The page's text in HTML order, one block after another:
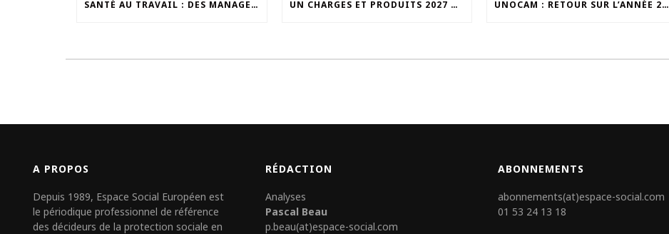
SANTÉ AU TRAVAIL : DES MANAGERS À DAVANTAGE OUTILLER UN CHARGES ET PRODUITS 2027 QUI S’INSCRIT DANS LA CONTINUITÉ UNOCAM : RETOUR SUR L’ANNÉE 2025 ET NOUVEAU SECRÉTAIRE GÉNÉRAL
A PROPOS
Depuis 1989, Espace Social Européen est
le périodique professionnel de référence
des décideurs de la protection sociale en
RÉDACTION
Analyses
Pascal Beau
p.beau(at)espace-social.com
ABONNEMENTS
abonnements(at)espace-social.com
01 53 24 13 18